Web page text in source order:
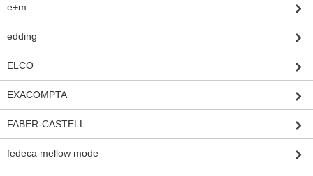
e+m
edding
ELCO
EXACOMPTA
FABER-CASTELL
fedeca mellow mode